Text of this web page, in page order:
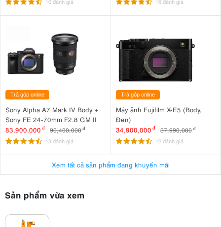
Trả góp online
Sony Alpha A7 Mark IV Body +
Sony FE 24-70mm F2.8 GM II
83,900,000 đ 90,400,000đ
13 đánh giá
Trả góp online
Máy ảnh Fujifilm X-E5 (Body,
Đen)
34,900,000 đ 37,990,000 đ
12 đánh giá
Xem tất cả sản phẩm đang khuyến mãi
Sản phẩm vừa xem